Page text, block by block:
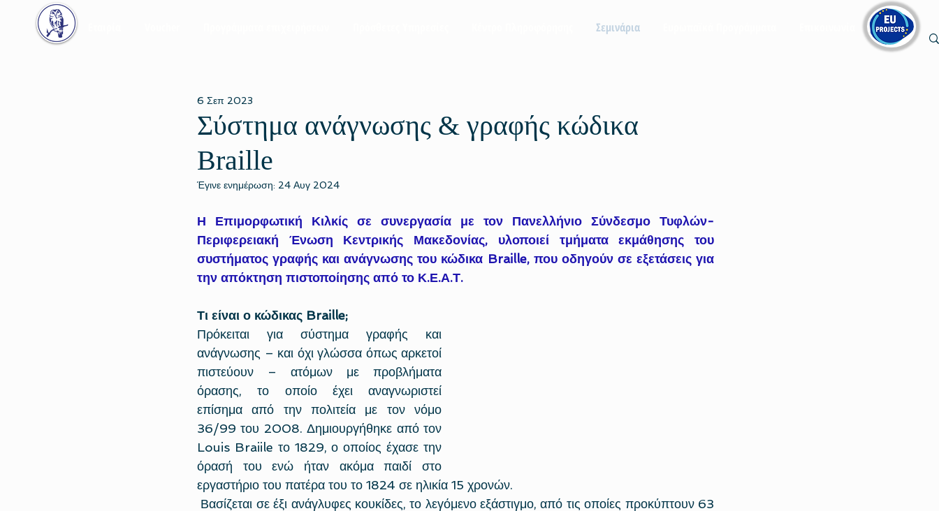
Σεμινάρια
Σύστημα ανάγνωσης & γραφής κώδικα
Braille
6 Σεπ 2023
Έγινε ενημέρωση: 24 Αυγ 2024
Η Επιμορφωτική Κιλκίς σε συνεργασία με τον Πανελλήνιο Σύνδεσμο Τυφλών-
Περιφερειακή Ένωση Κεντρικής Μακεδονίας, υλοποιεί τμήματα εκμάθησης του
συστήματος γραφής και ανάγνωσης του κώδικα Braille, που οδηγούν σε εξετάσεις για
την απόκτηση πιστοποίησης από το Κ.Ε.Α.Τ.
Τι είναι ο κώδικας Braille;
Πρόκειται για σύστημα γραφής και
ανάγνωσης – και όχι γλώσσα όπως αρκετοί
πιστεύουν – ατόμων με προβλήματα
όρασης, το οποίο έχει αναγνωριστεί
επίσημα από την πολιτεία με τον νόμο
36/99 του 2008. Δημιουργήθηκε από τον
Louis Braiile το 1829, ο οποίος έχασε την
όρασή του ενώ ήταν ακόμα παιδί στο
εργαστήριο του πατέρα του το 1824 σε ηλικία 15 χρονών.